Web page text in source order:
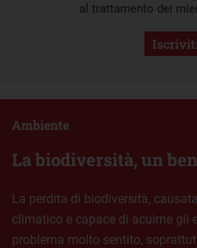
al trattamento dei
La biodiversità, un
Ambiente
La perdita di biodiversità,
climatico e capace di acuirne gli
problema molto sentito,